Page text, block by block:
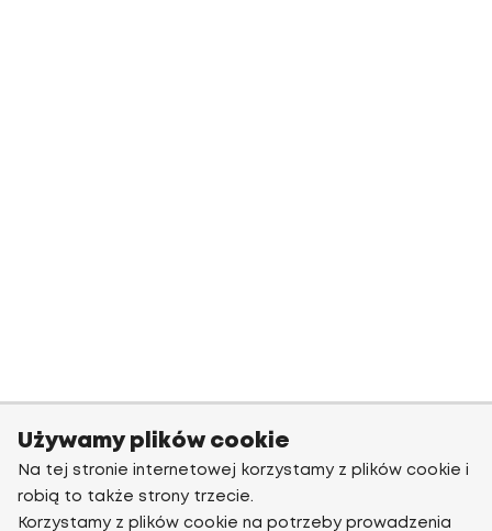
Używamy plików cookie
Na tej stronie internetowej korzystamy z plików cookie i
robią to także strony trzecie.
Korzystamy z plików cookie na potrzeby prowadzenia